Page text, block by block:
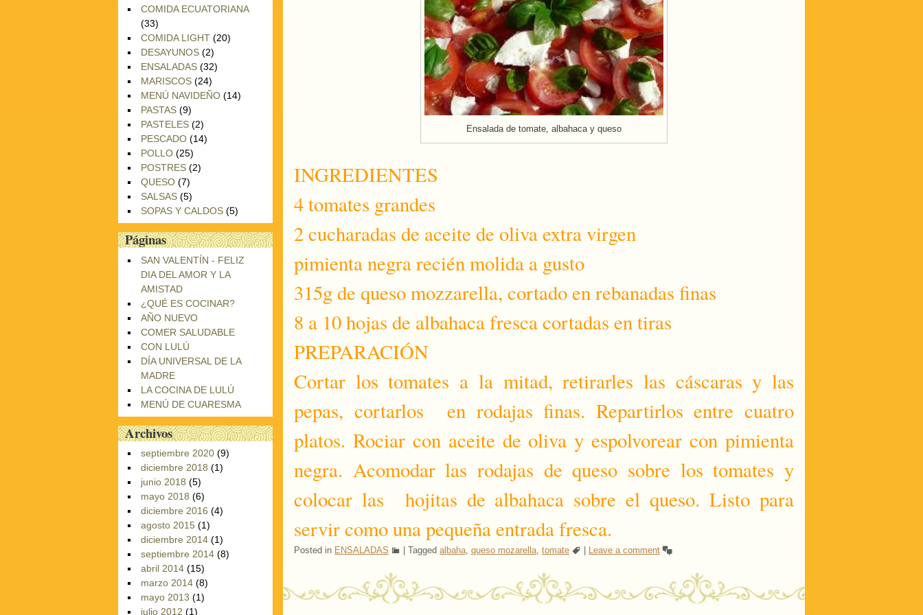
Ensalada de tomate, albahaca y queso
INGREDIENTES
4 tomates grandes
2 cucharadas de aceite de oliva extra virgen
pimienta negra recién molida a gusto
315g de queso mozzarella, cortado en rebanadas finas
8 a 10 hojas de albahaca fresca cortadas en tiras
PREPARACIÓN
Cortar los tomates a la mitad, retirarles las cáscaras y las
pepas, cortarlos en rodajas finas. Repartirlos entre cuatro
platos. Rociar con aceite de oliva y espolvorear con pimienta
negra. Acomodar las rodajas de queso sobre los tomates y
colocar las hojitas de albahaca sobre el queso. Listo para
servir como una pequeña entrada fresca.
Posted in ENSALADAS | Tagged albaha queso mozarella tomate | Leave a comment
COMIDA ECUATORIANA
(33)
COMIDA LIGHT (20)
DESAYUNOS (2)
ENSALADAS (32)
MARISCOS (24)
MENÚ NAVIDEÑO (14)
PASTAS (9)
PASTELES (2)
PESCADO (14)
POLLO (25)
POSTRES (2)
QUESO (7)
SALSAS (5)
SOPAS Y CALDOS (5)
Páginas
SAN VALENTÍN - FELIZ
DIA DEL AMOR Y LA
AMISTAD
¿QUÉ ES COCINAR?
AÑO NUEVO
COMER SALUDABLE
CON LULÚ
DÍA UNIVERSAL DE LA
MADRE
LA COCINA DE LULÚ
MENÚ DE CUARESMA
Archivos
septiembre 2020 (9)
diciembre 2018 (1)
junio 2018 (5)
mayo 2018 (6)
diciembre 2016 (4)
agosto 2015 (1)
diciembre 2014 (1)
septiembre 2014 (8)
abril 2014 (15)
marzo 2014 (8)
mayo 2013 (1)
julio 2012 (1)